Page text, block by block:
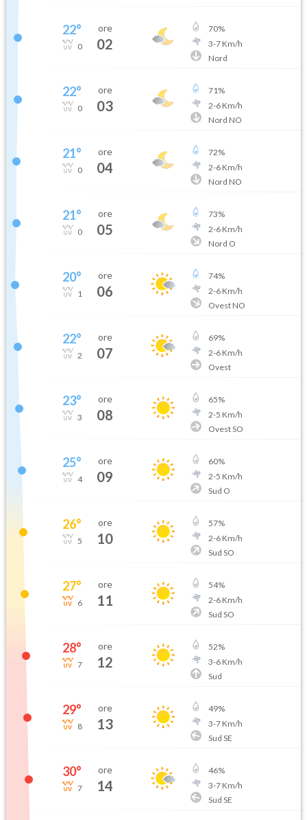
22°
0
ore
02
70%
3-7Km/h
Nord
22°
0
ore
03
71%
2-6Km/h
Nord NO
21°
0
ore
04
72%
2-6Km/h
Nord NO
21°
0
ore
05
73%
2-6Km/h
Nord O
20°
1
ore
06
74%
2-6Km/h
Ovest NO
22°
2
ore
07
69%
2-6Km/h
Ovest
23°
3
ore
08
65%
2-5 Km/h
Ovest SO
25°
4
ore
09
60%
2-5 Km/h
Sud O
26°
5
ore
10
57%
2-6Km/h
Sud SO
27°
6
ore
11
54%
2-6Km/h
Sud SO
28°
7
ore
12
52%
3-6Km/h
Sud
29°
8
ore
13
49%
3-7Km/h
Sud SE
30°
7
ore
14
46%
3-7Km/h
Sud SE